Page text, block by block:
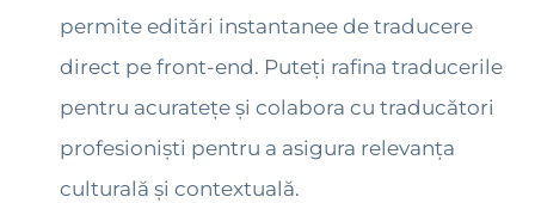
permite editări instantanee de traducere
direct pe front-end. Puteți rafina traducerile
pentru acuratețe și colabora cu traducători
profesioniști pentru a asigura relevanța
culturală și contextuală.